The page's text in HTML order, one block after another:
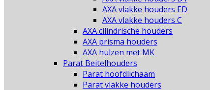
AXA vlakke houders ED
AXA vlakke houders C
AXA cilindrische houders
AXA prisma houders
AXA hulzen met MK
Parat Beitelhouders
Parat hoofdlichaam
Parat vlakke houders